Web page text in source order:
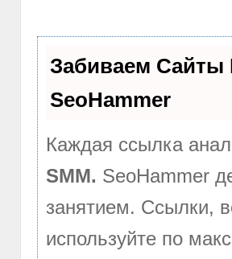
Забиваем
SeoHammer
Каждая ссылка
SMM. SeoHammer
занятием. Ссылки,
используйте по